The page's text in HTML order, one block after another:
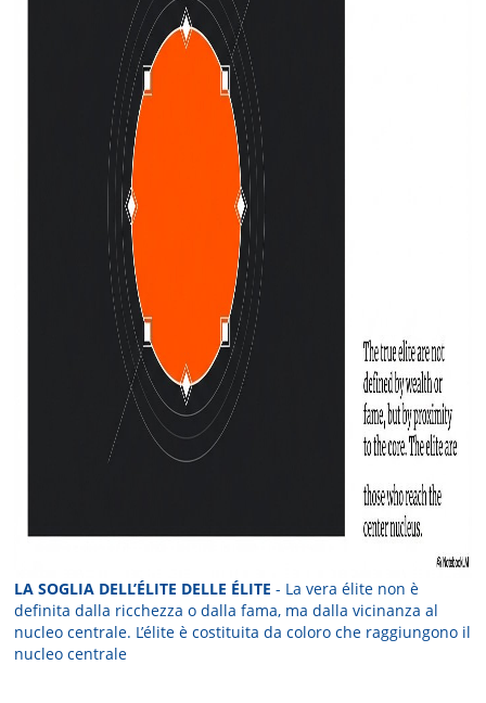
LA SOGLIA DELL’ÉLITE DELLE ÉLITE - La vera élite non è
definita dalla ricchezza o dalla fama, ma dalla vicinanza al
nucleo centrale. L’élite è costituita da coloro che raggiungono il
nucleo centrale